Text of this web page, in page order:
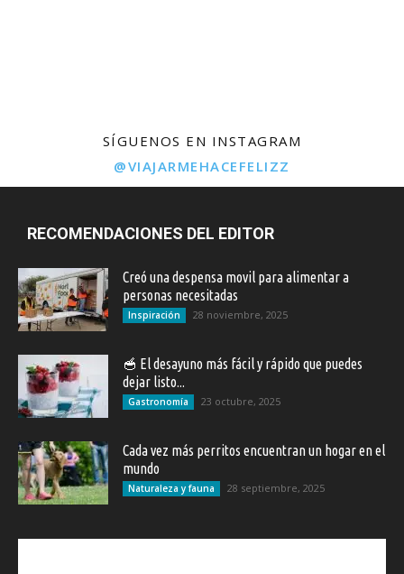
SÍGUENOS EN INSTAGRAM
@VIAJARMEHACEFELIZZ
RECOMENDACIONES DEL EDITOR
Creó una despensa movil para alimentar a
personas necesitadas
Inspiración 28 noviembre, 2025
🥣 El desayuno más fácil y rápido que puedes
dejar listo...
Gastronomía 23 octubre, 2025
Cada vez más perritos encuentran un hogar en el
mundo
Naturaleza y fauna 28 septiembre, 2025